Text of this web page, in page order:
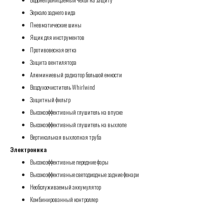
Зеркало заднего вида
Пневматические шины
Ящик для инструментов
Противовесная сетка
Защита вентилятора
Алюминиевый радиатор большой емкости
Воздухоочиститель Whirlwind
Защитный фильтр
Высокоэффективный глушитель на впуске
Высокоэффективный глушитель на выхлопе
Вертикальная выхлопная труба
Электроника
Высокоэффективные передние фары
Высокоэффективные светодиодные задние фонари
Необслуживаемый аккумулятор
Комбинированный контроллер